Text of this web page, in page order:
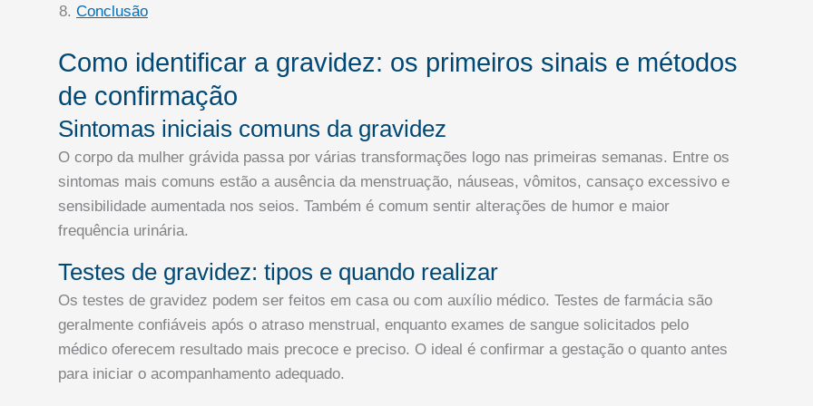
Conclusão
Como identificar a gravidez: os primeiros sinais e métodos
de confirmação
Sintomas iniciais comuns da gravidez
O corpo da mulher grávida passa por várias transformações logo nas primeiras semanas. Entre os
sintomas mais comuns estão a ausência da menstruação, náuseas, vômitos, cansaço excessivo e
sensibilidade aumentada nos seios. Também é comum sentir alterações de humor e maior
frequência urinária.
Testes de gravidez: tipos e quando realizar
Os testes de gravidez podem ser feitos em casa ou com auxílio médico. Testes de farmácia são
geralmente confiáveis após o atraso menstrual, enquanto exames de sangue solicitados pelo
médico oferecem resultado mais precoce e preciso. O ideal é confirmar a gestação o quanto antes
para iniciar o acompanhamento adequado.